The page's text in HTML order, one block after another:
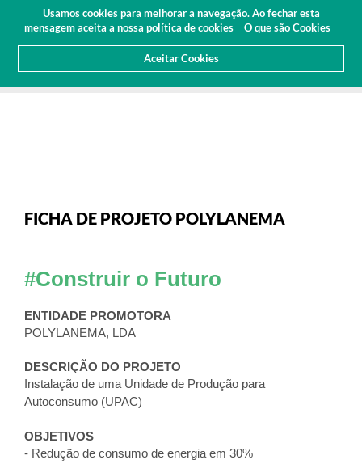
Usamos cookies para melhorar a navegação. Ao fechar esta
mensagem aceita a nossa política de cookies
O que são Cookies
Aceitar Cookies
Orçamento
FICHA DE PROJETO POLYLANEMA
#Construir o Futuro
ENTIDADE PROMOTORA
POLYLANEMA, LDA
DESCRIÇÃO DO PROJETO
Instalação de uma Unidade de Produção para
Autoconsumo (UPAC)
OBJETIVOS
- Redução de consumo de energia em 30%